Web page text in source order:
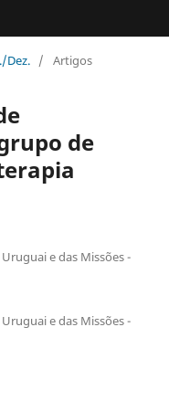
Dez. / Artigos
de
e das Missões -
e das Missões -